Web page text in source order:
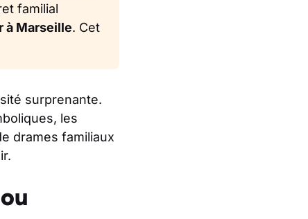
familial
à Marseille. Cet
surprenante.
les
drames familiaux